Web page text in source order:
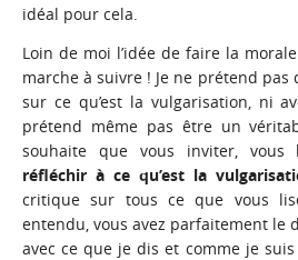
idéal pour cela.
Loin de moi l’idée de faire la
marche à suivre ! Je ne prétend
sur ce qu’est la vulgarisation, ni
prétend même pas être un
souhaite que vous inviter, vous
réfléchir à ce qu’est la
critique sur tous ce que vous
entendu, vous avez parfaitement le
avec ce que je dis et comme je